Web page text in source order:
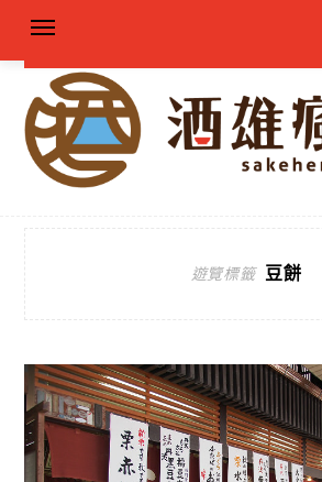
遊覽標籤 豆餅